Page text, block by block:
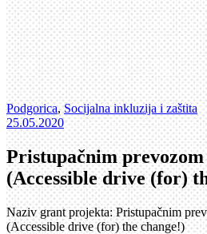
Podgorica,Socijalna inkluzija i zaštita
25.05.2020
Pristupačnim
(Accessible drive (for)
Naziv grant projekta: Pristupačnim
(Accessible drive (for) the change!)